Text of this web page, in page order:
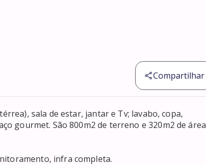
Compartilhar
sala de estar, jantar e Tv; lavabo, copa,
gourmet. São 800m2 de terreno e 320m2 de área
infra completa.